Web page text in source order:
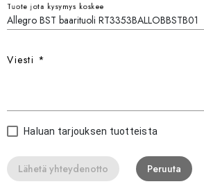
Tuote jota kysymys koskee
Viesti *
Haluan tarjouksen tuotteista
Lähetä yhteydenotto Peruuta